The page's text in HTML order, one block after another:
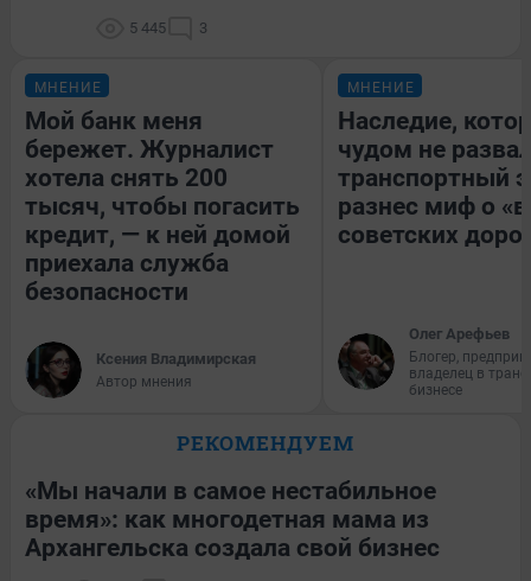
5 445 3
МНЕНИЕ
Мой банк меня
бережет. Журналист
хотела снять 200
тысяч, чтобы погасить
кредит, — к ней домой
приехала служба
безопасности
Ксения Владимирская
Автор мнения
МНЕНИЕ
Наследие,
чудом не
транспортный
разнес миф о
советских
Олег Арефьев
Блогер,
владелец в
бизнесе
РЕКОМЕНДУЕМ
«Мы начали в самое нестабильное
время»: как многодетная мама из
Архангельска создала свой бизнес